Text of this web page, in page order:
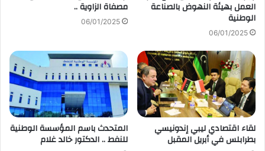
العمل بهيئة النهوض بالصناعة
الوطنية
06/01/2025
مصفاة الزاوية ..
06/01/2025
لقاء اقتصادي ليبي إندونيسي
بطرابلس في أبريل المقبل
المتحدث باسم المؤسسة الوطنية
للنفط .. الدكتور خالد غلام